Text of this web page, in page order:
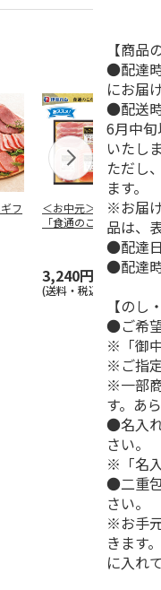
フ
＜お中元＞伊藤ハム
「食通のこだわり」
バラエティセット
3,240円
(送料・税込)
【商品
●配達
にお届
●配送
6月中
いたし
ただし
ます。
※お届
品は、
●配達
●配達
【のし
●ご希
※「御
※ご指
※一部
す。あ
●名入
さい。
※「名
●二重
さい。
※お手
きます
に入れ